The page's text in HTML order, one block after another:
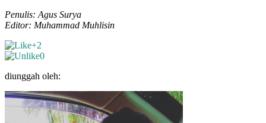
Penulis: Agus Surya
Editor: Muhammad Muhlisin
+2
0
diunggah oleh: